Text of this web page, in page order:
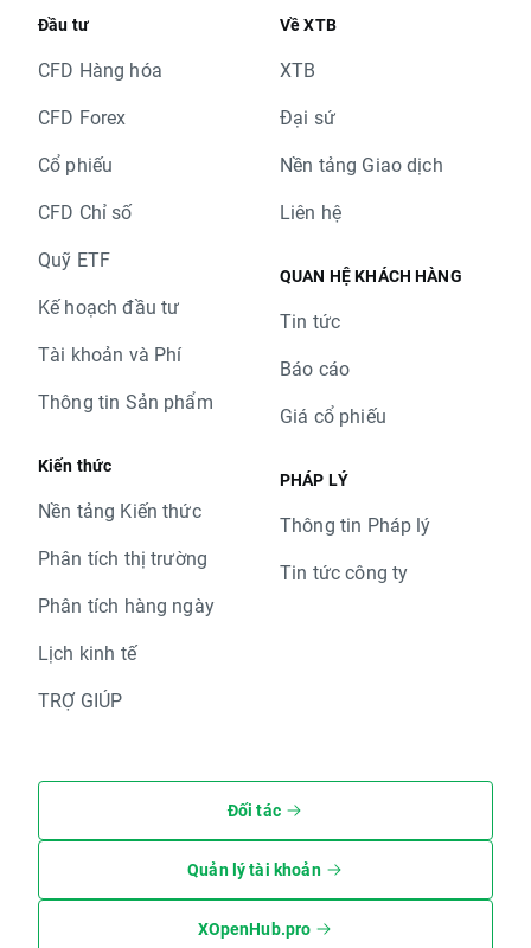
Đầu tư
CFD Hàng hóa
CFD Forex
Cổ phiếu
CFD Chỉ số
Quỹ ETF
Kế hoạch đầu tư
Tài khoản và Phí
Thông tin Sản phẩm
Kiến thức
Nền tảng Kiến thức
Phân tích thị trường
Phân tích hàng ngày
Lịch kinh tế
TRỢ GIÚP
Về XTB
XTB
Đại sứ
Nền tảng Giao dịch
Liên hệ
QUAN HỆ KHÁCH HÀNG
Tin tức
Báo cáo
Giá cổ phiếu
PHÁP LÝ
Thông tin Pháp lý
Tin tức công ty
Đối tác
Quản lý tài khoản
XOpenHub.pro